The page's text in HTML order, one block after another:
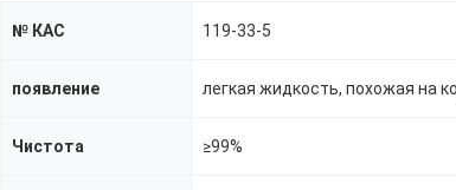
№ КАС 119-33-5
появление
Чистота ≥99%